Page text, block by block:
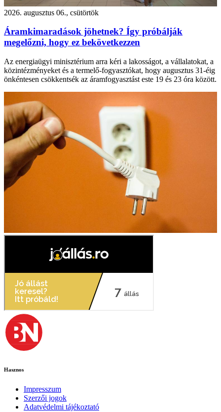
2026. augusztus 06., csütörtök
Áramkimaradások jöhetnek? Így próbálják
megelőzni, hogy ez bekövetkezzen
Az energiaügyi minisztérium arra kéri a lakosságot, a vállalatokat, a
közintézményeket és a termelő-fogyasztókat, hogy augusztus 31-éig
önkéntesen csökkentsék az áramfogyasztást este 19 és 23 óra között.
Hasznos
Impresszum
Szerzői jogok
Adatvédelmi tájékoztató